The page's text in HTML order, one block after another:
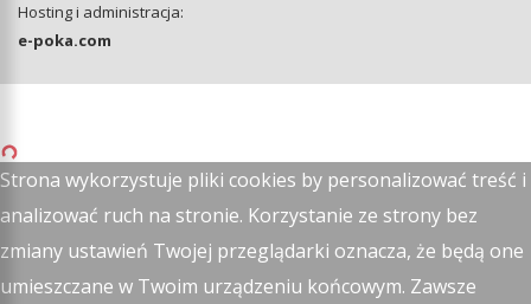
Hosting i administracja:
e-poka.com
Strona wykorzystuje pliki cookies by personalizować treść i
analizować ruch na stronie. Korzystanie ze strony bez
zmiany ustawień Twojej przeglądarki oznacza, że będą one
umieszczane w Twoim urządzeniu końcowym. Zawsze